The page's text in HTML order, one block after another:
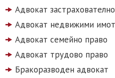
Адвокат
Адвокат недвижими
Адвокат семейно право
Адвокат трудово право
Бракоразводен адвокат